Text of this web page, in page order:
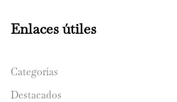
Enlaces útiles
Categorías
Destacados